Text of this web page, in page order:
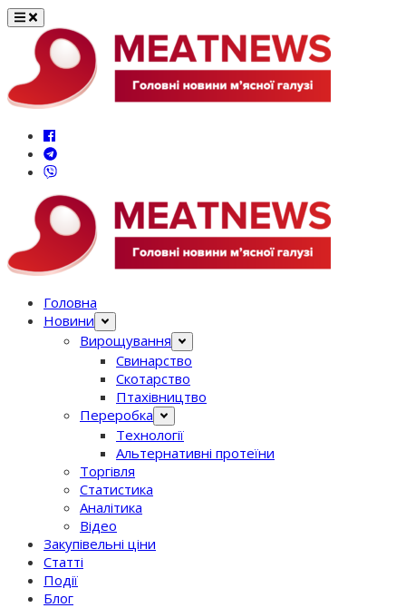
Перейти
вмісту
Головна
Новини
Вирощування
Свинарство
Скотарство
Птахівництво
Переробка
Технології
Альтернативні протеїни
Торгівля
Статистика
Аналітика
Відео
Закупівельні ціни
Статті
Події
Блог